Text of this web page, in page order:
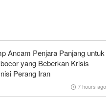
Siaga Penuh
Antara Iran dan Ansarullah,
Unggul daripada Sistem
Ancam Penjara Panjang untuk
yang Beberkan Krisis
Perang Iran
7 hours ago